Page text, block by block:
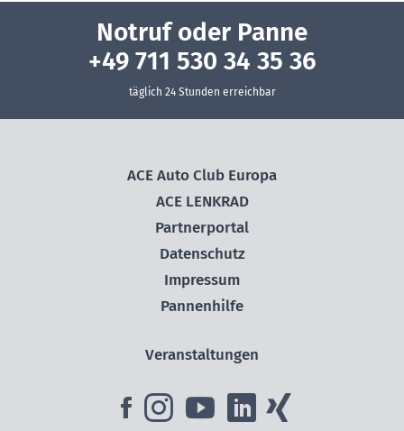
Notruf oder Panne
+49 711 530 34 35 36
täglich 24 Stunden erreichbar
ACE Auto Club Europa
ACE LENKRAD
Partnerportal
Datenschutz
Impressum
Pannenhilfe
Veranstaltungen